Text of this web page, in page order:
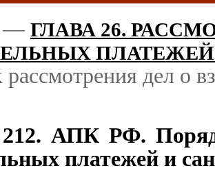
— ГЛАВА 26.
дел о
АПК РФ.
платежей и